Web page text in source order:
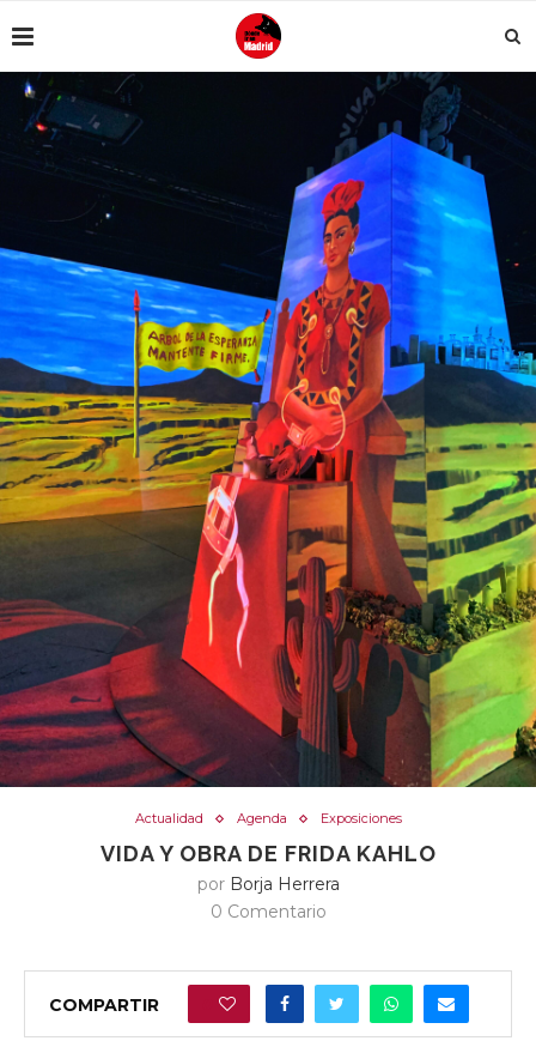
Actualidad Agenda Exposiciones
VIDA Y OBRA DE FRIDA KAHLO
por Borja Herrera
0 Comentario
COMPARTIR